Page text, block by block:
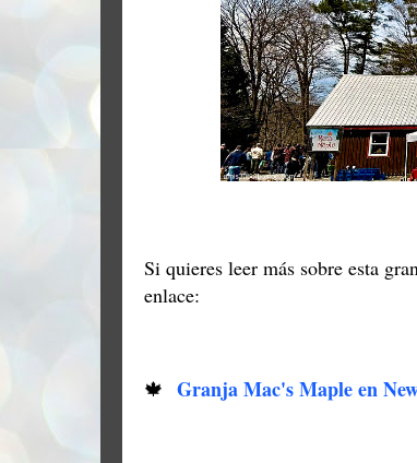
Si quieres leer más sobre esta
enlace:
🍁 Granja Mac's Maple en